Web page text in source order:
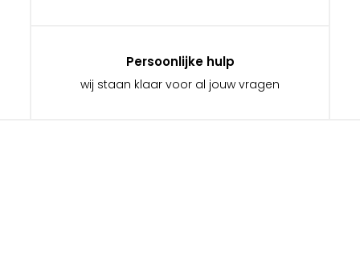
Persoonlijke hulp
wij staan klaar voor al jouw vragen